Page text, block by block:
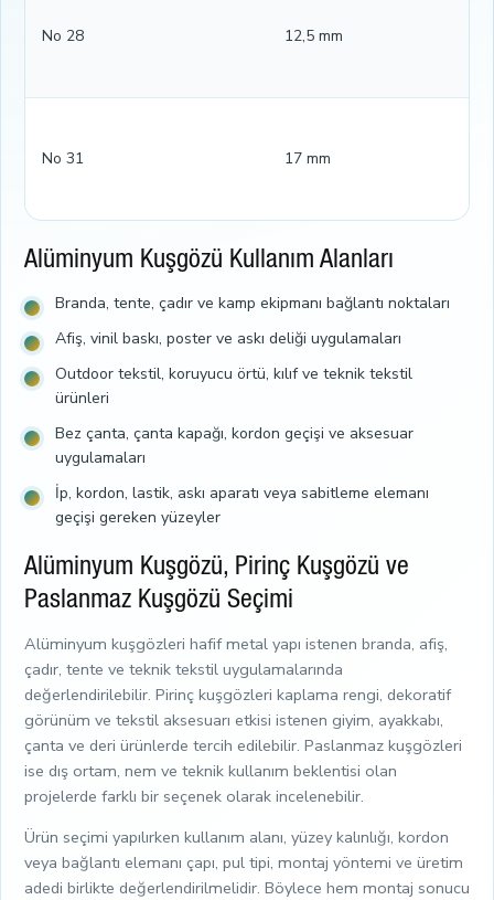
No 28 12,5 mm
No 31 17 mm
Alüminyum Kuşgözü Kullanım Alanları
Branda, tente, çadır ve kamp ekipmanı bağlantı noktaları
Afiş, vinil baskı, poster ve askı deliği uygulamaları
Outdoor tekstil, koruyucu örtü, kılıf ve teknik tekstil
ürünleri
Bez çanta, çanta kapağı, kordon geçişi ve aksesuar
uygulamaları
İp, kordon, lastik, askı aparatı veya sabitleme elemanı
geçişi gereken yüzeyler
Alüminyum Kuşgözü, Pirinç Kuşgözü ve
Paslanmaz Kuşgözü Seçimi
Alüminyum kuşgözleri hafif metal yapı istenen branda, afiş,
çadır, tente ve teknik tekstil uygulamalarında
değerlendirilebilir. Pirinç kuşgözleri kaplama rengi, dekoratif
görünüm ve tekstil aksesuarı etkisi istenen giyim, ayakkabı,
çanta ve deri ürünlerde tercih edilebilir. Paslanmaz kuşgözleri
ise dış ortam, nem ve teknik kullanım beklentisi olan
projelerde farklı bir seçenek olarak incelenebilir.
Ürün seçimi yapılırken kullanım alanı, yüzey kalınlığı, kordon
veya bağlantı elemanı çapı, pul tipi, montaj yöntemi ve üretim
adedi birlikte değerlendirilmelidir. Böylece hem montaj sonucu